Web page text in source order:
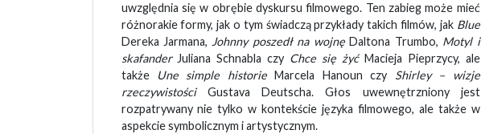
uwzględnia się w obrębie dyskursu filmowego. Ten zabieg może mieć
różnorakie formy, jak o tym świadczą przykłady takich filmów, jak Blue
Dereka Jarmana, Johnny poszedł na wojnęDaltona Trumbo, Motyl i
skafanderJuliana Schnabla czy Chce się żyć Macieja Pieprzycy, ale
także
Une simple historieMarcela Hanoun czy Shirley – wizje
rzeczywistości Gustava Deutscha. Głos uwewnętrzniony jest
rozpatrywany nie tylko w kontekście języka filmowego, ale także w
aspekcie symbolicznym i artystycznym.